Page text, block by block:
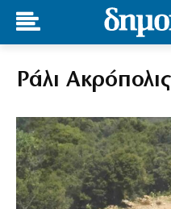
Ράλι Ακρόπολις